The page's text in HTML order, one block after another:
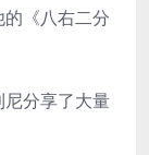
《八右二分
分享了大量